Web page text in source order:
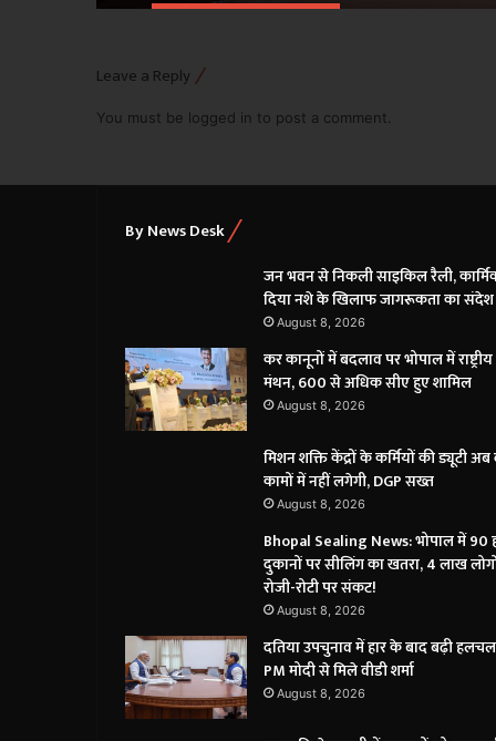
Leave a Reply
You must be logged in to post a comment.
By News Desk
जन भवन से निकली साइकिल रैली,
दिया नशे के खिलाफ जागरूकता का संदेश
August 8, 2026
कर कानूनों में बदलाव पर भोपाल में राष्ट्रीय
मंथन, 600 से अधिक सीए हुए शामिल
August 8, 2026
मिशन शक्ति केंद्रों के कर्मियों की ड्यूटी
कामों में नहीं लगेगी, DGP सख्त
August 8, 2026
Bhopal Sealing News: भोपाल में 90
दुकानों पर सीलिंग का खतरा, 4 लाख
रोजी-रोटी पर संकट!
August 8, 2026
दतिया उपचुनाव में हार के बाद बढ़ी
PM मोदी से मिले वीडी शर्मा
August 8, 2026